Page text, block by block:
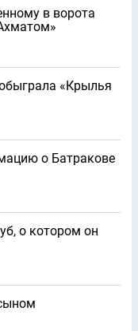
в ворота
«Крылья
о Батракове
о котором он